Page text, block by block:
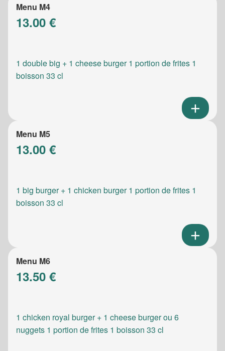
Menu M4
13.00 €
1 double big + 1 cheese burger 1 portion de frites 1
boisson 33 cl
Menu M5
13.00 €
1 big burger + 1 chicken burger 1 portion de frites 1
boisson 33 cl
Menu M6
13.50 €
1 chicken royal burger + 1 cheese burger ou 6
nuggets 1 portion de frites 1 boisson 33 cl